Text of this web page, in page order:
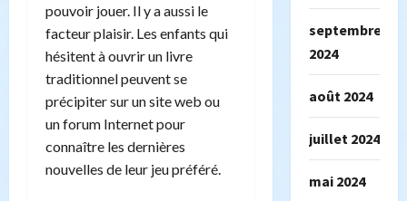
pouvoir jouer. Il y a aussi le
facteur plaisir. Les enfants qui
hésitent à ouvrir un livre
traditionnel peuvent se
précipiter sur un site web ou
un forum Internet pour
connaître les dernières
nouvelles de leur jeu préféré.
septembre
2024
août 2024
juillet 2024
mai 2024